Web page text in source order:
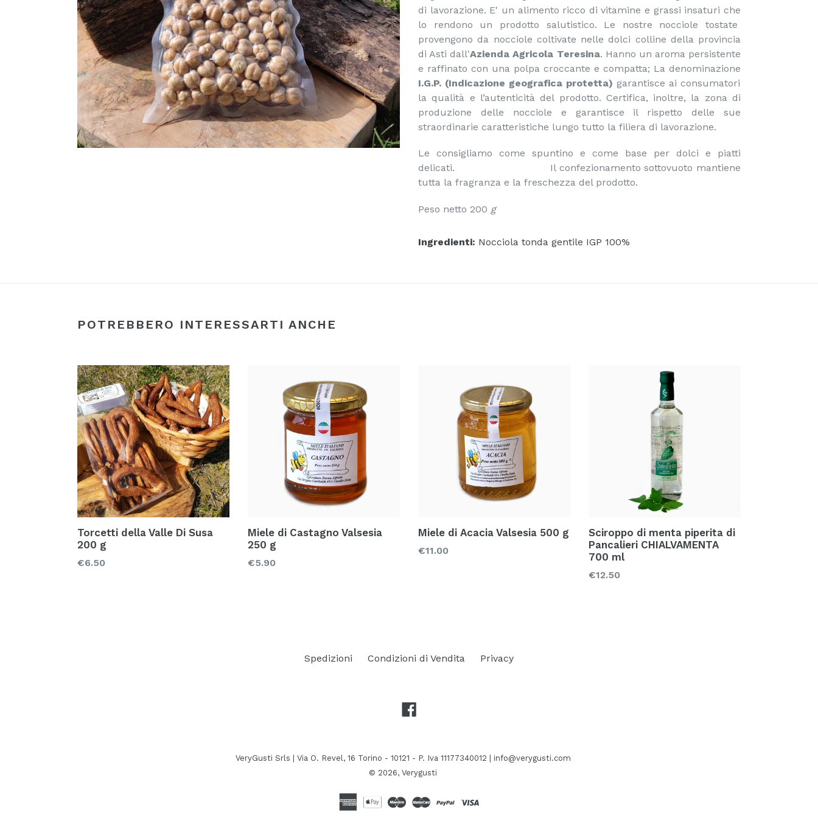
di lavorazione. E' un alimento ricco di vitamine e grassi insaturi che
lo rendono un prodotto salutistico. Le nostre nocciole tostate
provengono da nocciole coltivate nelle dolci colline della provincia
di Asti dall'Azienda Agricola Teresina. Hanno un aroma persistente
e raffinato con una polpa croccante e compatta; La denominazione
I.G.P. (Indicazione geografica protetta) garantisce ai consumatori
la qualità e l’autenticità del prodotto. Certifica, inoltre, la zona di
produzione delle nocciole e garantisce il rispetto delle sue
straordinarie caratteristiche lungo tutto la filiera di lavorazione.
Le consigliamo come spuntino e come base per dolci e piatti
delicati. Il confezionamento sottovuoto mantiene
tutta la fragranza e la freschezza del prodotto.
Peso netto 200 g
Ingredienti: Nocciola tonda gentile IGP 100%
POTREBBERO INTERESSARTI ANCHE
Torcetti della Valle Di Susa
200 g
Prezzo
€6.50
Miele di Castagno Valsesia
250 g
Prezzo
€5.90
Miele di Acacia Valsesia 500 g
Prezzo
€11.00
Sciroppo di menta piperita di
Pancalieri CHIALVAMENTA
700 ml
Prezzo
€12.50
Spedizioni Condizioni di Vendita Privacy
VeryGusti Srls | Via O. Revel, 16 Torino - 10121 - P. Iva 11177340012 | info@verygusti.com
© 2026, Verygusti